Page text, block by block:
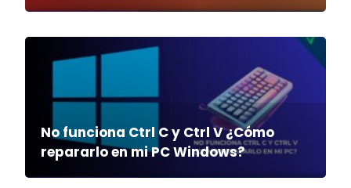
No funciona Ctrl C y Ctrl V ¿Cómo
repararlo en mi PC Windows?